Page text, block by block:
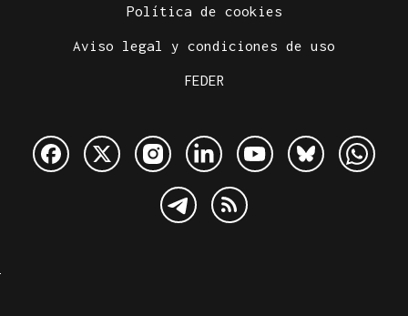
Política de cookies
Aviso legal y condiciones de uso
FEDER